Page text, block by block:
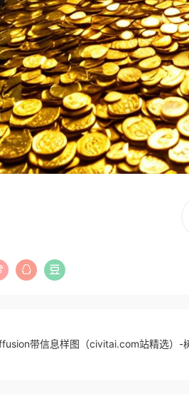
带信息样图（civitai.com站精选）-